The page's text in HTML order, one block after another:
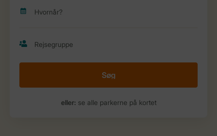
Søg
eller: se alle parkerne på kortet